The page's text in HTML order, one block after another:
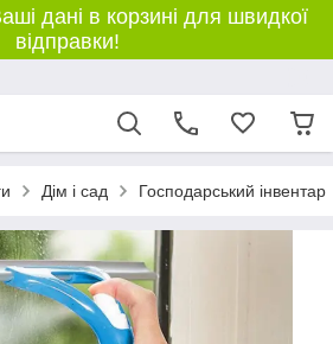
дані в корзині для швидкої
відправки!
Дім і сад Господарський інвентар